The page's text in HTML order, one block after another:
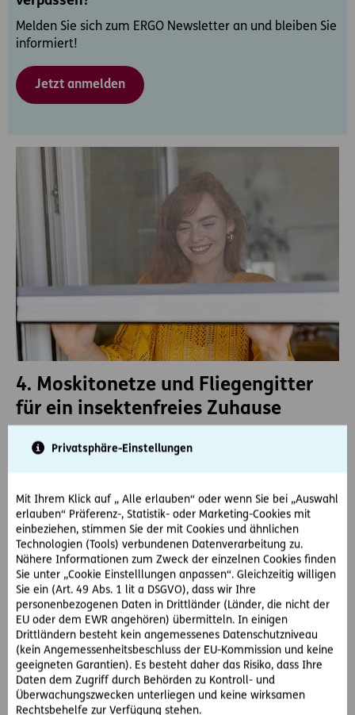
Privatsphäre-Einstellungen
Mit Ihrem Klick auf „ Alle erlauben“ oder wenn Sie bei „Auswahl
erlauben“ Präferenz-, Statistik- oder Marketing-Cookies mit
einbeziehen, stimmen Sie der mit Cookies und ähnlichen
Technologien (Tools) verbundenen Datenverarbeitung zu.
Nähere Informationen zum Zweck der einzelnen Cookies finden
Sie unter „Cookie Einstelllungen anpassen“. Gleichzeitig willigen
Sie ein (Art. 49 Abs. 1 lit a DSGVO), dass wir Ihre
personenbezogenen Daten in Drittländer (Länder, die nicht der
EU oder dem EWR angehören) übermitteln. In einigen
Drittländern besteht kein angemessenes Datenschutzniveau
(kein Angemessenheitsbeschluss der EU-Kommission und keine
geeigneten Garantien). Es besteht daher das Risiko, dass Ihre
Daten dem Zugriff durch Behörden zu Kontroll- und
Überwachungszwecken unterliegen und keine wirksamen
Rechtsbehelfe zur Verfügung stehen.
Melden Sie sich zum ERGO Newsletter an und bleiben Sie
informiert!
Jetzt anmelden
4. Moskitonetze und Fliegengitter
für ein insektenfreies Zuhause
fernzuhalten, ist die Installation von Fliegengittern an
den Fenstern. Besonders im Schlafzimmer und
Fliegengitter keine Option sind, kann ein Moskitonetz
über dem Bett aufgehängt werden.
ERGO Tipp
Ein Moskitonetz ist auch ideal für Ihre nächste Reisen in
eine tropische Region, wo Schutz vor Stechmücken
erforderlich ist.